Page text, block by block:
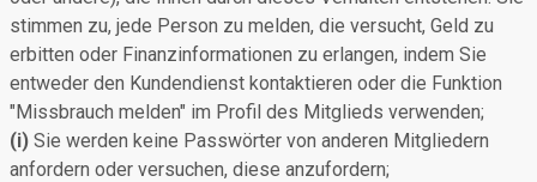
stimmen zu, jede Person zu melden, die versucht, Geld zu
erbitten oder Finanzinformationen zu erlangen, indem Sie
entweder den Kundendienst kontaktieren oder die Funktion
"Missbrauch melden" im Profil des Mitglieds verwenden;
(i) Sie werden keine Passwörter von anderen Mitgliedern
anfordern oder versuchen, diese anzufordern;